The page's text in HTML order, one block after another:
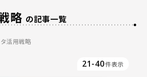
略 の記事一覧
活用戦略
21-40件表示